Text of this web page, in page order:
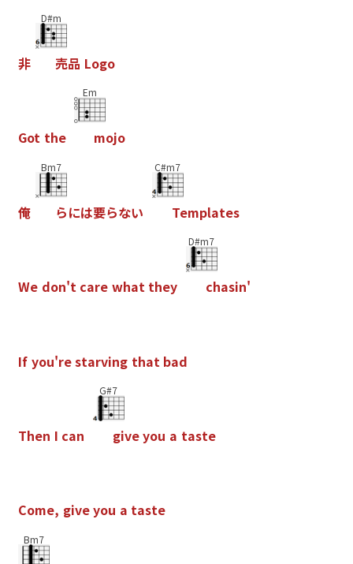
非
D#m
売品 Logo
Got the
Em
mojo
俺
Bm7
らには要らない
C#m7
Templates
We don't care what they
D#m7
chasin'
If you'restarving that bad
Then I can
G#7
giveyou a taste
Come, giveyou a taste
Bm7